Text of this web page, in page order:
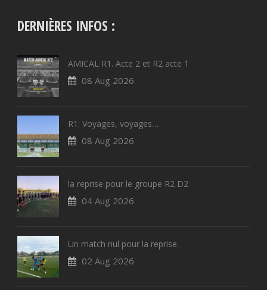
DERNIÈRES INFOS :
AMICAL R1. Acte 2 et R2 acte 1
08 Aug 2026
R1: Voyages, voyages…
08 Aug 2026
la reprise pour le groupe R2 D2
04 Aug 2026
Un match nul pour la reprise.
02 Aug 2026